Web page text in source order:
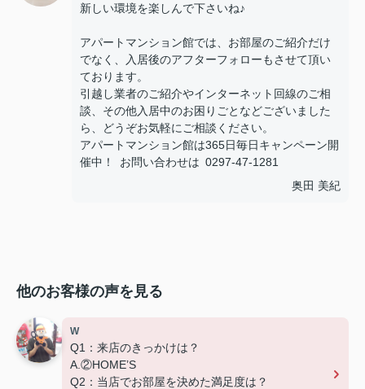
新しい環境を楽しんで下さいね♪
アパートマンション館では、お部屋のご紹介だけ
でなく、入居後のアフターフォローもさせて頂い
ております。
引越し業者のご紹介やインターネット回線のご相
談、その他入居中のお困りごとなどございました
ら、どうぞお気軽にご相談ください。
アパートマンション館は365日毎日キャンペーン開
催中！ お問い合わせは 0297-47-1281
奥田 美紀
他のお客様の声を見る
W
Q1：来店のきっかけは？
A.②HOME’S
Q2：当店でお部屋を決めた満足度は？